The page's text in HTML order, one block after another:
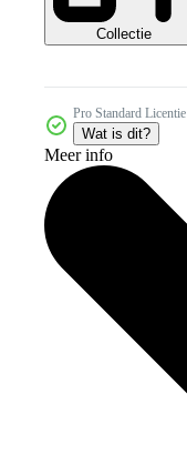
Collectie
Pro Standard Licentie
Wat is dit?
Meer info